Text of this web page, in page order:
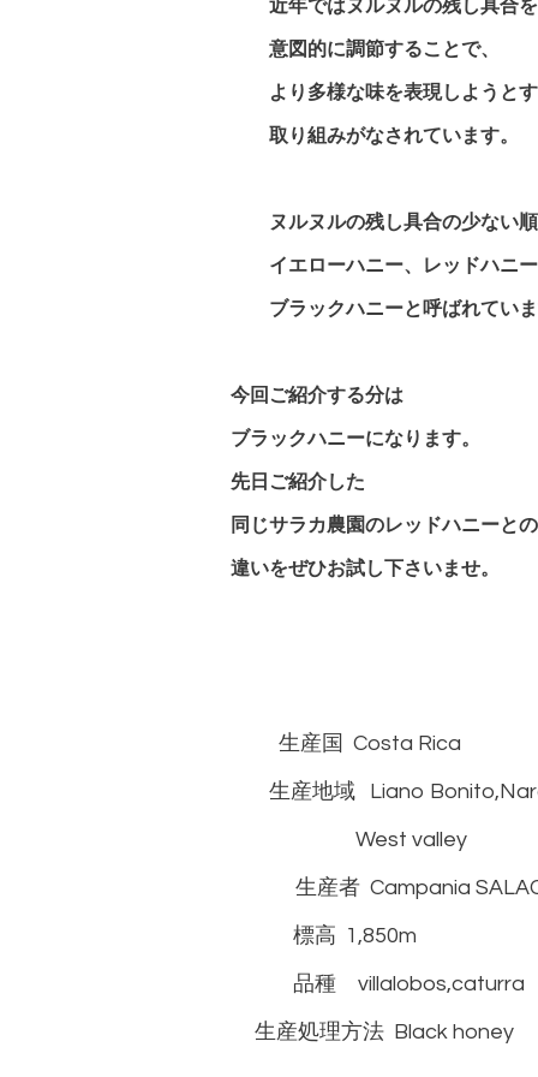
近年ではヌルヌルの残し具合を
意図的に調節することで、
より多様な味を表現しようと
取り組みがなされています。
ヌルヌルの残し具合の少ない
イエローハニー、レッドハニー
ブラックハニーと呼ばれていま
今回ご紹介する分は
ブラックハニーになります。
先日ご紹介した
同じサラカ農園のレッドハニーとの
違いをぜひお試し下さいませ。
生産国 Costa Rica
生産地域 Liano
West valley
生産者 Campania
標高 1,850m
品種 villalobos,caturra
生産処理方法 Black honey